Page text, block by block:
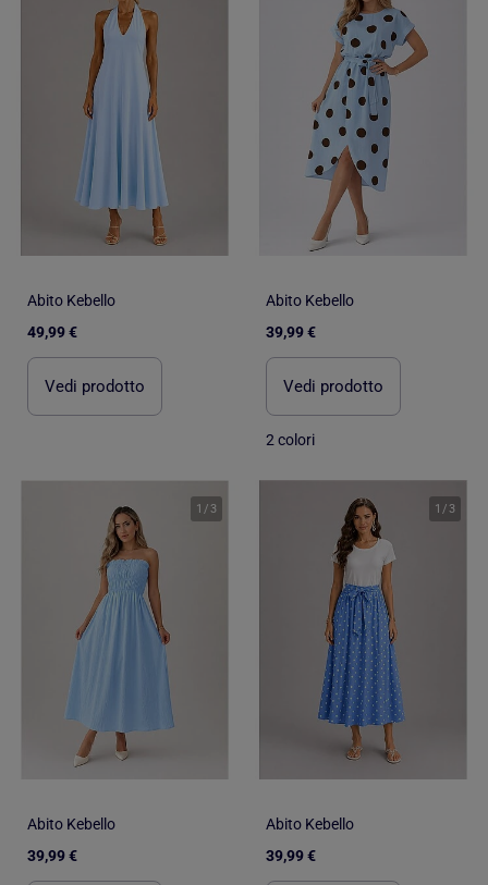
Abito Kebello
49,99 €
Vedi prodotto
Abito Kebello
39,99 €
Vedi prodotto
2 colori
1 / 3
Abito Kebello
39,99 €
1 /3
Abito Kebello
39,99 €